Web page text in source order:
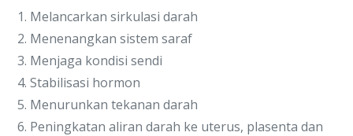
1. Melancarkan sirkulasi darah
2. Menenangkan sistem saraf
3. Menjaga kondisi sendi
4. Stabilisasi hormon
5. Menurunkan tekanan darah
6. Peningkatan aliran darah ke uterus, plasenta dan